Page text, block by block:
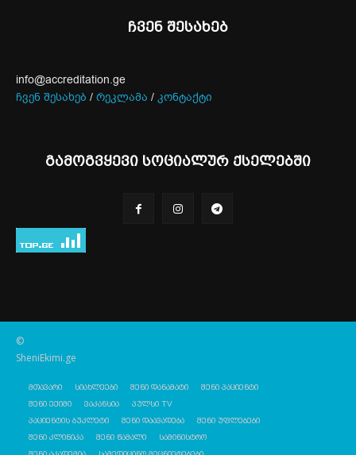
ჩვენ შესახებ
info@accreditation.ge
ჩვენ შესახებ / რეკლამა / კონტაქტი
გამოგვყევი სოციალურ ქსელებში
©
SheniEkimi.ge
მთავარი სიახლეები შენი დანამატი
შენი პაციენტი
შენი ექიმი
ვაკანსია
პულსი TV
პაციენტის ბუკლეტი
შენი დაავადება
შენი უფლებები
შენი კლინიკა
შენი წამალი
სამინისტრო